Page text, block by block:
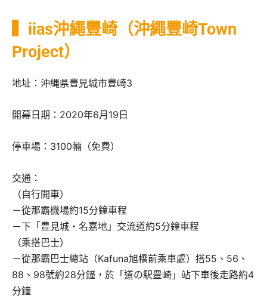
▍iias沖繩豐崎（沖繩豐崎Town
Project）
地址：沖縄県豊見城市豊崎3
開幕日期：2020年6月19日
停車場：3100輛（免費）
交通：
（自行開車）
－從那霸機場約15分鐘車程
－下「豊見城・名嘉地」交流道約5分鐘車程
（乘搭巴士）
－從那霸巴士總站（Kafuna旭橋前乘車處）搭55、56、
88、98號約28分鐘，於「道の駅豊崎」站下車後走路約4
分鐘